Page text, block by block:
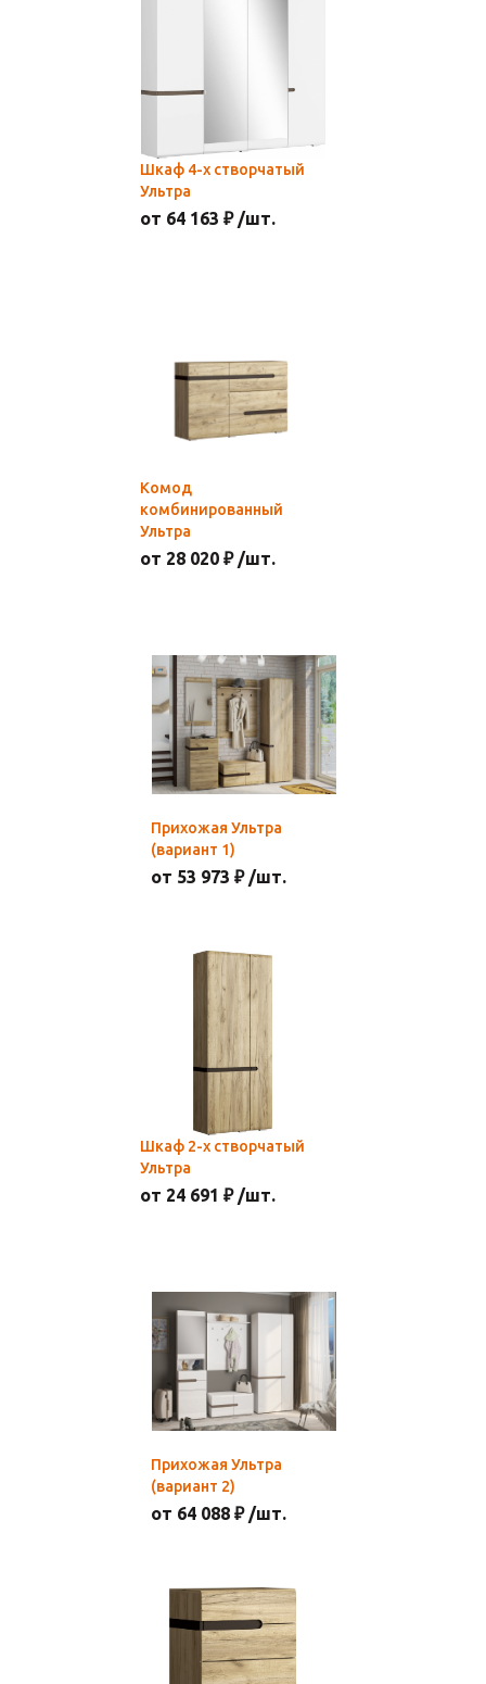
Шкаф 4-х створчатый
Ультра
от 64 163 ₽ /шт.
Комод
комбинированный
Ультра
от 28 020 ₽ /шт.
Прихожая Ультра
(вариант 1)
от 53 973 ₽ /шт.
Шкаф 2-х створчатый
Ультра
от 24 691 ₽ /шт.
Прихожая Ультра
(вариант 2)
от 64 088 ₽ /шт.